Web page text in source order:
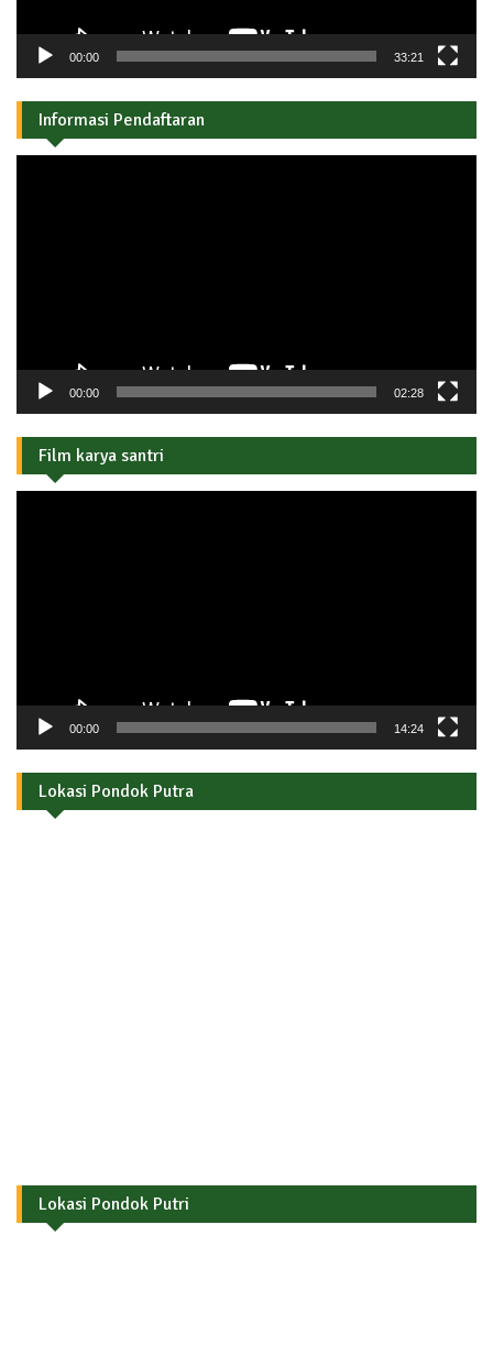
00:00 33:21
Informasi Pendaftaran
00:00 02:28
Film karya santri
00:00 14:24
Lokasi Pondok Putra
Lokasi Pondok Putri